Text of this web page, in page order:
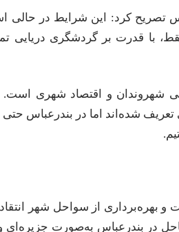
تصریح کرد: این شرایط در
با قدرت بر گردشگری دریایی
شهروندان و اقتصاد شهری است.
شده‌اند اما در بندرعباس
بهره‌برداری از سواحل شهر
بندرعباس به‌صورت جزیره‌ای و